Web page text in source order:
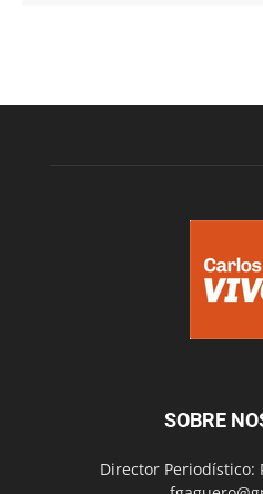
SOBRE
Director Periodístico: